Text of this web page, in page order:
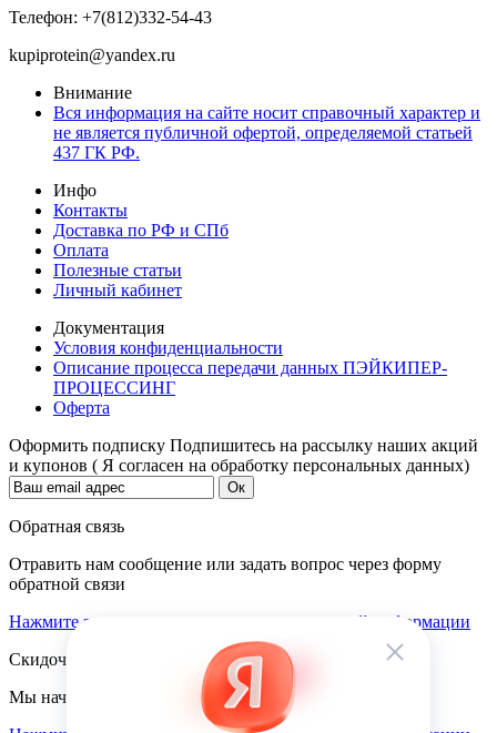
Телефон: +7(812)332-54-43
kupiprotein@yandex.ru
Внимание
Вся информация на сайте носит справочный характер и
не является публичной офертой, определяемой статьей
437 ГК РФ.
Инфо
Контакты
Доставка по РФ и СПб
Оплата
Полезные статьи
Личный кабинет
Документация
Условия конфиденциальности
Описание процесса передачи данных ПЭЙКИПЕР-
ПРОЦЕССИНГ
Оферта
Оформить подписку Подпишитесь на рассылку наших акций
и купонов ( Я согласен на обработку персональных данных)
Обратная связь
Отравить нам сообщение или задать вопрос через форму
обратной связи
Нажмите здесь для получения дополнительной информации
Скидочная система
Мы начисляем кэшбэк с покупок